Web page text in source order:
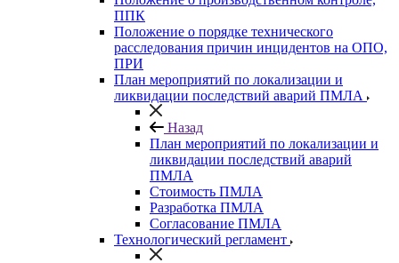
ППК
Положение о порядке технического
расследования причин инцидентов на ОПО,
ПРИ
План мероприятий по локализации и
ликвидации последствий аварий ПМЛА
Назад
План мероприятий по локализации и
ликвидации последствий аварий
ПМЛА
Стоимость ПМЛА
Разработка ПМЛА
Согласование ПМЛА
Технологический регламент